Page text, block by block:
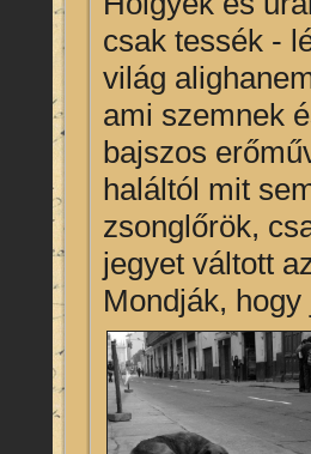
csak tessék -
világ
ami szemnek
bajszos
haláltól mit
zsonglőrök,
jegyet váltott
Mondják,